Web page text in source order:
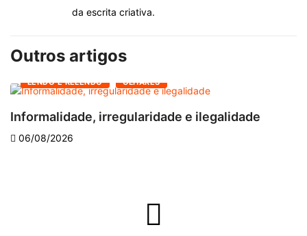
da escrita criativa.
Outros artigos
LENDO E RELENDO OLHARES
Informalidade, irregularidade e ilegalidade
06/08/2026